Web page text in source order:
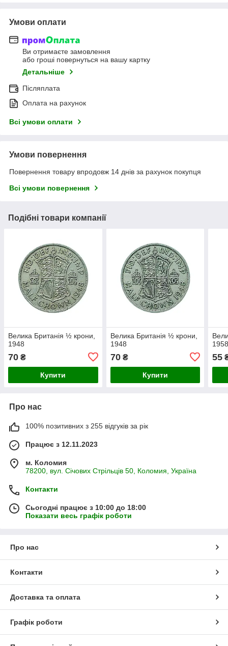
Умови оплати
Ви отримаєте замовлення
або гроші повернуться на вашу картку
Детальніше
Післяплата
Оплата на рахунок
Всі умови оплати
Умови повернення
Повернення товару впродовж 14 днів за рахунок покупця
Всі умови повернення
Подібні товари компанії
Велика Британія ½ крони,
1948
70 ₴
Купити
Велика Британія ½ крони,
1948
70₴
Купити
55
Про нас
100% позитивних з 255 відгуків за рік
Працює з 12.11.2023
м. Коломия
78200, вул. Січових Стрільців 50, Коломия, Україна
Контакти
Сьогодні працює з 10:00 до 18:00
Показати весь графік роботи
Про нас
Контакти
Доставка та оплата
Графік роботи